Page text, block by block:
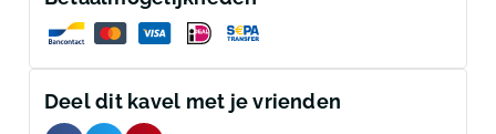
Deel dit kavel met je vrienden